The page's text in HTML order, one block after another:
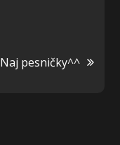
Naj pesničky^^